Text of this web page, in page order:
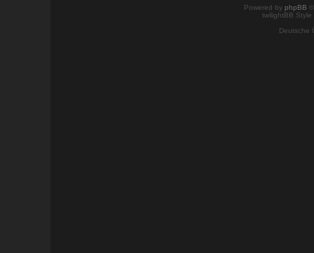
Powered by phpBB
twilightBB
Deutsche